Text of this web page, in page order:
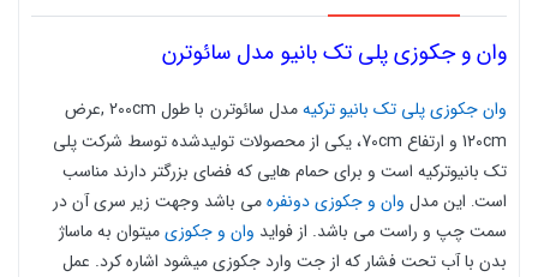
وان و جکوزی پلی تک بانیو مدل سائوترن
وان جکوزی پلی تک بانیو ترکیهمدل سائوترن
با طول 200cm ,عرض
120cm و ارتفاع 70cm، یکی از محصولات تولیدشده توسط شرکت پلی
تک بانیوترکیه است و برای حمام هایی که فضای بزرگتر دارند مناسب
است. این مدل وان و جکوزی دونفرهمی باشد وجهت زیر سری آن در
سمت چپ و راست می باشد. از فواید وان و جکوزیمیتوان به ماساژ
بدن با آب تحت فشار که از جت وارد جکوزی میشود اشاره کرد. عمل